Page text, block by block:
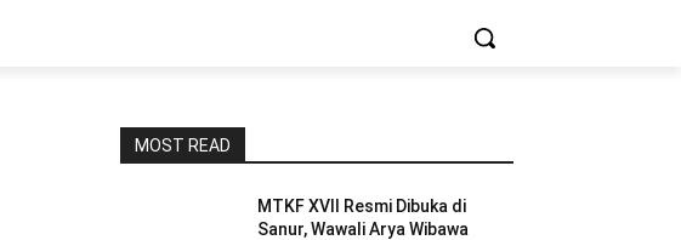
MOST READ
MTKF XVII Resmi Dibuka di
Sanur, Wawali Arya Wibawa